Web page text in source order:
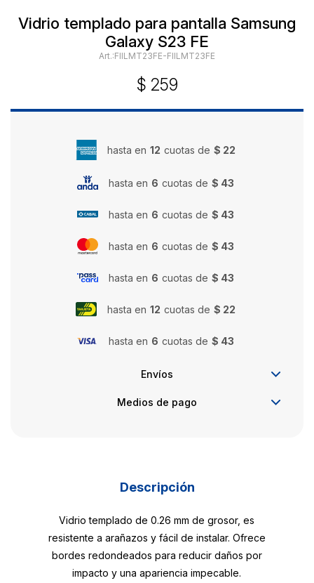
Vidrio templado para pantalla Samsung
Galaxy S23 FE
FIILMT23FE-FIILMT23FE
$ 259
hasta en 12 cuotas de $ 22
hasta en 6 cuotas de $ 43
hasta en 6 cuotas de $ 43
hasta en 6 cuotas de $ 43
hasta en 6 cuotas de $ 43
hasta en 12 cuotas de $ 22
hasta en 6 cuotas de $ 43
Envíos
Medios de pago
Descripción
Vidrio templado de 0.26 mm de grosor, es
resistente a arañazos y fácil de instalar. Ofrece
bordes redondeados para reducir daños por
impacto y una apariencia impecable.